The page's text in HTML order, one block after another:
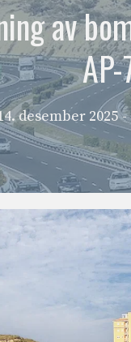
av
desember 2025 -